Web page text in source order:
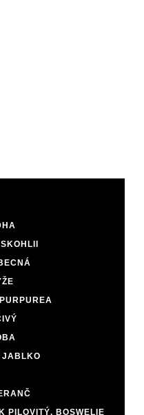
JABLKO
PILOVITÝ, BOSWELIE